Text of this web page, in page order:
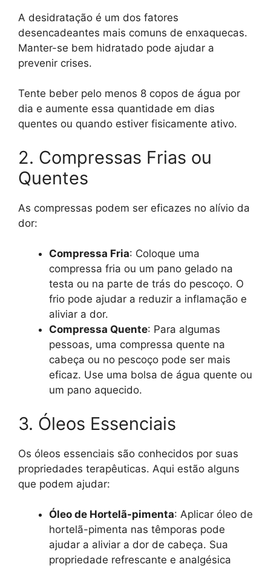
A desidratação é um dos fatores
desencadeantes mais comuns de enxaquecas.
Manter-se bem hidratado pode ajudar a
prevenir crises.
Tente beber pelo menos 8 copos de água por
dia e aumente essa quantidade em dias
quentes ou quando estiver fisicamente ativo.
2. Compressas Frias ou
Quentes
As compressas podem ser eficazes no alívio da
dor:
Compressa Fria: Coloque uma
compressa fria ou um pano gelado na
testa ou na parte de trás do pescoço. O
frio pode ajudar a reduzir a inflamação e
aliviar a dor.
Compressa Quente: Para algumas
pessoas, uma compressa quente na
cabeça ou no pescoço pode ser mais
eficaz. Use uma bolsa de água quente ou
um pano aquecido.
3. Óleos Essenciais
Os óleos essenciais são conhecidos por suas
propriedades terapêuticas. Aqui estão alguns
que podem ajudar:
Óleo de Hortelã-pimenta: Aplicar óleo de
hortelã-pimenta nas têmporas pode
ajudar a aliviar a dor de cabeça. Sua
propriedade refrescante e analgésica